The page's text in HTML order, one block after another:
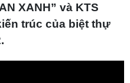
XANH” và KTS
trúc của biệt thự